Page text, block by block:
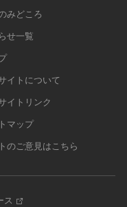
みどころ
せ一覧
イトについて
イトリンク
マップ
のご意見はこちら
ス